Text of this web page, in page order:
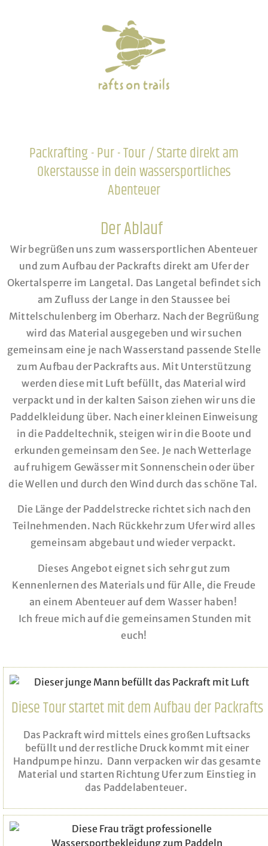
Packrafting - Pur - Tour / Starte direkt am
Okerstausse in dein wassersportliches
Abenteuer
Der Ablauf
Wir begrüßen uns zum wassersportlichen Abenteuer
und zum Aufbau der Packrafts direkt am Ufer der
Okertalsperre im Langetal. Das Langetal befindet sich
am Zufluss der Lange in den Staussee bei
Mittelschulenberg im Oberharz. Nach der Begrüßung
wird das Material ausgegeben und wir suchen
gemeinsam eine je nach Wasserstand passende Stelle
zum Aufbau der Packrafts aus. Mit Unterstützung
werden diese mit Luft befüllt, das Material wird
verpackt und in der kalten Saison ziehen wir uns die
Paddelkleidung über. Nach einer kleinen Einweisung
in die Paddeltechnik, steigen wir in die Boote und
erkunden gemeinsam den See. Je nach Wetterlage
auf ruhigem Gewässer mit Sonnenschein oder über
die Wellen und durch den Wind durch das schöne Tal.
Die Länge der Paddelstrecke richtet sich nach den
Teilnehmenden. Nach Rückkehr zum Ufer wird alles
gemeinsam abgebaut und wieder verpackt.
Dieses Angebot eignet sich sehr gut zum
Kennenlernen des Materials und für Alle, die Freude
an einem Abenteuer auf dem Wasser haben!
Ich freue mich auf die gemeinsamen Stunden mit
euch!
Diese Tour startet mit dem Aufbau der Packrafts
Das Packraft wird mittels eines großen Luftsacks
befüllt und der restliche Druck kommt mit einer
Handpumpe hinzu. Dann verpacken wir das gesamte
Material und starten Richtung Ufer zum Einstieg in
das Paddelabenteuer.